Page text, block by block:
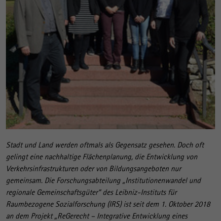
Stadt und Land werden oftmals als Gegensatz gesehen. Doch oft
gelingt eine nachhaltige Flächenplanung, die Entwicklung von
Verkehrsinfrastrukturen oder von Bildungsangeboten nur
gemeinsam. Die Forschungsabteilung „Institutionenwandel und
regionale Gemeinschaftsgüter“ des Leibniz-Instituts für
Raumbezogene Sozialforschung (IRS) ist seit dem 1. Oktober 2018
an dem Projekt „ReGerecht – Integrative Entwicklung eines